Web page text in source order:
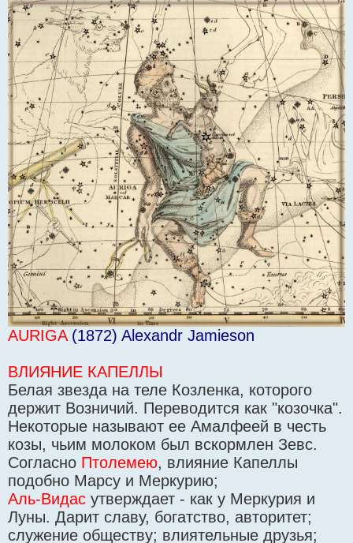
AURIGA (1872) Alexandr Jamieson
ВЛИЯНИЕ КАПЕЛЛЫ
Белая звезда на теле Козленка, которого
держит Возничий. Переводится как "козочка".
Некоторые называют ее Амалфеей в честь
козы, чьим молоком был вскормлен Зевс.
Согласно Птолемею, влияние Капеллы
подобно Марсу и Меркурию;
Аль-Видас утверждает - как у Меркурия и
Луны. Дарит славу, богатство, авторитет;
служение обществу; влиятельные друзья;